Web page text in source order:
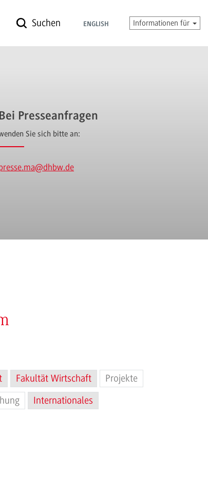
Suchen ENGLISH Informationen für
Bei Presseanfragen
Sie sich bitte an:
@dhbw.de
Fakultät Wirtschaft
Projekte
Internationales